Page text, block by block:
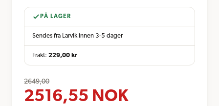
PÅ LAGER
Sendes fra Larvik innen 3-5 dager
Frakt: 229,00 kr
2649,00
2516,55 NOK